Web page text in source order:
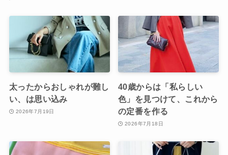
太ったからおしゃれが難し
い、は思い込み
2026年7月19日
40歳からは「私らしい
色」を見つけて、これから
の定番を作る
2026年7月18日